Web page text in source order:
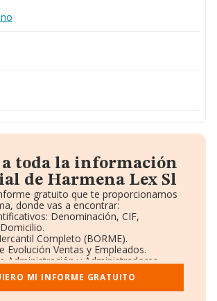
a toda la información
de Harmena Lex Sl
gratuito que te proporcionamos
donde vas a encontrar:
Denominación, CIF,
Completo (BORME).
Evolución Ventas y Empleados.
Administración y Administradores.
y Ejecutivos.
y Vinculaciones en otras empresas.
MI INFORME GRATUITO